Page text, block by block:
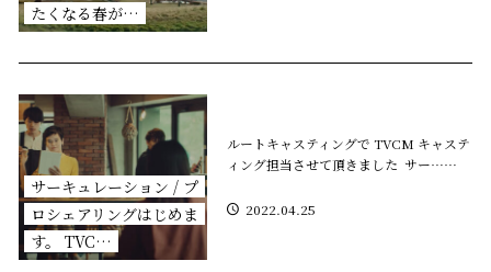
たくなる春が…
サーキュレーション / プ
ロシェアリングはじめま
す。 TVC…
ルートキャスティングで TVCM キャステ
ィング担当させて頂きました サー……
2022.04.25